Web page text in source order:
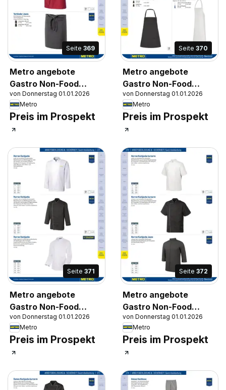
Seite 369
Metro angebote
Gastro Non-Food
Katalog
von Donnerstag 01.01.2026
Metro
Preis im Prospekt
Seite 370
Metro angebote
Gastro Non-Food
Katalog
von Donnerstag 01.01.2026
Metro
Preis im Prospekt
Seite 371
Metro angebote
Gastro Non-Food
Katalog
von Donnerstag 01.01.2026
Metro
Preis im Prospekt
Seite 372
Metro angebote
Gastro Non-Food
Katalog
von Donnerstag 01.01.2026
Metro
Preis im Prospekt